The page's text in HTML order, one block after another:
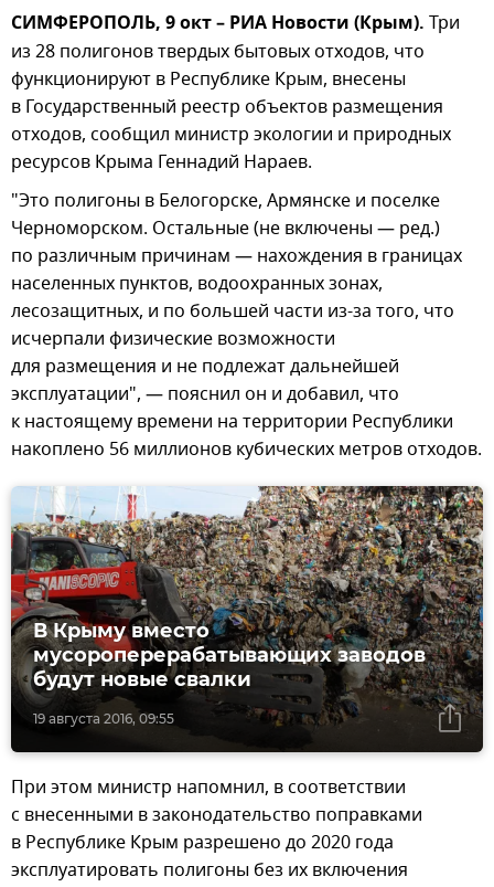
СИМФЕРОПОЛЬ, 9 окт – РИА Новости (Крым). Три
из 28 полигонов твердых бытовых отходов, что
функционируют в Республике Крым, внесены
в Государственный реестр объектов размещения
отходов, сообщил министр экологии и природных
ресурсов Крыма Геннадий Нараев.
"Это полигоны в Белогорске, Армянске и поселке
Черноморском. Остальные (не включены — ред.)
по различным причинам — нахождения в границах
населенных пунктов, водоохранных зонах,
лесозащитных, и по большей части из-за того, что
исчерпали физические возможности
для размещения и не подлежат дальнейшей
эксплуатации", — пояснил он и добавил, что
к настоящему времени на территории Республики
накоплено 56 миллионов кубических метров отходов.
19 августа 2016, 09:55
В Крыму вместо
мусороперерабатывающих заводов
будут новые свалки
При этом министр напомнил, в соответствии
с внесенными в законодательство поправками
в Республике Крым разрешено до 2020 года
эксплуатировать полигоны без их включения